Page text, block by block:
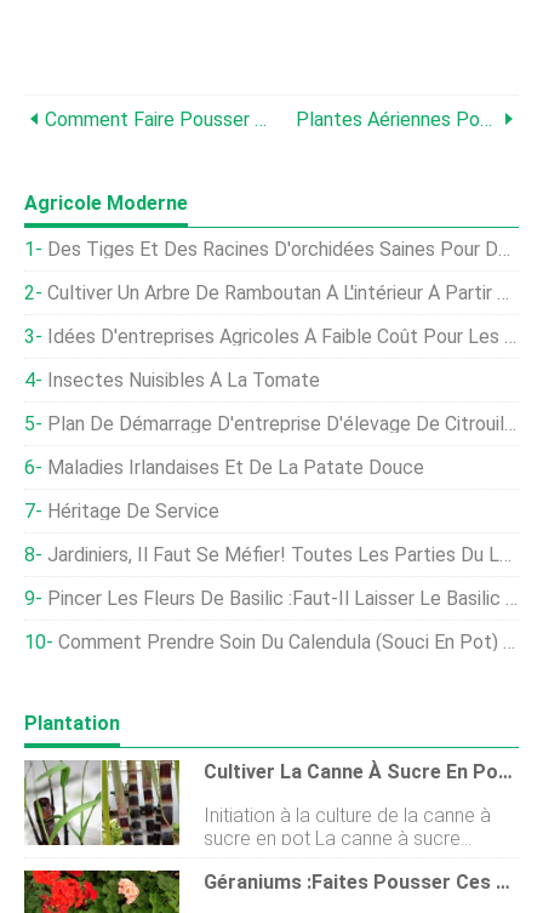
Comment Faire Pousser Du Philodendron Pedatum :Le Philodendron À Feuilles De Chêne Plantes Aériennes Pour Débutants :cultiver Tillandsia Juncea À La Maison
Agricole Moderne
Des Tiges Et Des Racines D'orchidées Saines Pour Des Fleurs Florissantes
Cultiver Un Arbre De Ramboutan À L'intérieur À Partir De Graines - Un Guide Complet
Idées D'entreprises Agricoles À Faible Coût Pour Les Débutants
Insectes Nuisibles À La Tomate
Plan De Démarrage D'entreprise D'élevage De Citrouilles Pour Les Débutants
Maladies Irlandaises Et De La Patate Douce
Héritage De Service
Jardiniers, Il Faut Se Méfier! Toutes Les Parties Du Laurier-Rose Sont Toxiques Lorsqu'elles Sont Consommées
Pincer Les Fleurs De Basilic :faut-Il Laisser Le Basilic Fleurir
Comment Prendre Soin Du Calendula (souci En Pot) En Hiver
Plantation
Cultiver La Canne À Sucre En Pots À Partir De Tiges, Boutures
Initiation à la culture de la canne à
sucre en pot La canne à sucre
appartient à la famille des graminées,
une famille de plantes à graines
Géraniums :Faites Pousser Ces Fleurs Prolifiques Et Colorées Dans Votre Jardin